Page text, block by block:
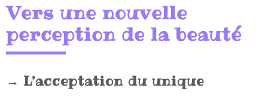
Vers une nouvelle
perception de la beauté
L’acceptation du unique